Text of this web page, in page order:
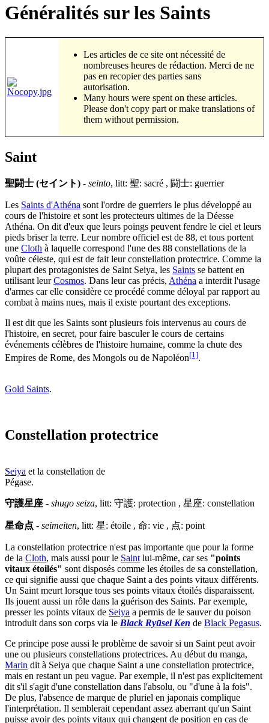
Généralités sur les Saints
Les articles de ce site ont nécessité de
nombreuses heures de rédaction. Merci de ne
pas en recopier des parties sans
autorisation.
Many hours were spent on these articles.
Please don't copy part or make translations of
them without permission.
Saint
聖闘士 (セイント) - seinto, litt: 聖: sacré , 闘士: guerrier
Les Saints d'Athéna sont l'ordre de guerriers le plus développé au
cours de l'histoire et sont les protecteurs ultimes de la Déesse
Athéna. On dit d'eux que leurs poings peuvent fendre le ciel et leurs
pieds briser la terre. Leur nombre officiel est de 88, et tous portent
une Cloth à laquelle correspond l'une des 88 constellations de la
voûte céleste, qui est de fait leur constellation protectrice. Comme la
plupart des protagonistes de Saint Seiya, les Saints se battent en
utilisant leurCosmos. Dans leur cas précis, Athéna a interdit l'usage
d'armes car elle considère ce procédé comme déloyal par rapport au
combat à mains nues, mais il existe pourtant des exceptions.
Il est dit que les Saints sont plusieurs fois intervenus au cours de
l'histoire, en secret, pour faire basculer le cours de certains
événements célèbres de l'histoire humaine, comme la chute des
Empires de Rome, des Mongols ou de Napoléon[1].
Gold Saints.
Constellation protectrice
Seiya et la constellation de
Pégase.
守護星座 - shugo seiza, litt: 守護: protection , 星座: constellation
星命点 - seimeiten, litt: 星: étoile , 命: vie , 点: point
La constellation protectrice n'est pas importante que pour la forme
de la Cloth, mais aussi pour le Saint lui-même, car ses "points
vitaux étoilés" sont disposés comme les étoiles de sa constellation,
ce qui signifie aussi que chaque Saint a des points vitaux différents.
Un Saint meurt lorsque tous ses points vitaux étoilés disparaissent.
Ils jouent aussi un rôle dans la guérison des Saints. Par exemple,
presser les points vitaux de Seiya a permis de le sauver du poison
introduit dans son corps via le Black Ryūsei Ken de Black Pegasus.
Ce principe pose aussi le problème de savoir si un Saint peut avoir
une ou plusieurs constellations protectrices. Au début du manga,
Marin dit à Seiya que chaque Saint a une constellation protectrice,
mais en restant un peu vague. Par exemple, il n'est pas explicitement
dit s'il s'agit d'une constellation dans l'absolu, ou "d'une à la fois".
De plus, l'absence de marque de pluriel en japonais complique
l'interprétation. Il semblerait cependant assez aberrant qu'un Saint
puisse avoir des points vitaux qui changent de position en cas de